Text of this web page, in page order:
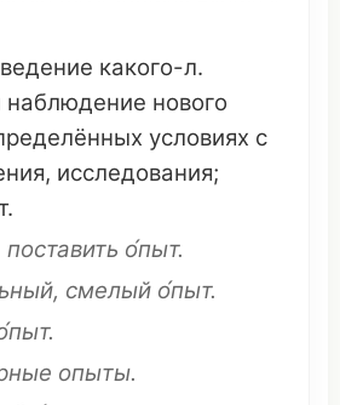
какого-л.
наблюдение нового
условиях с
, исследования;
.
поставить о́пыт.
, смелый о́пыт.
опыты.